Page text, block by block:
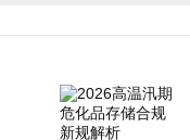
续。
起重机械的使
安全技术档案。